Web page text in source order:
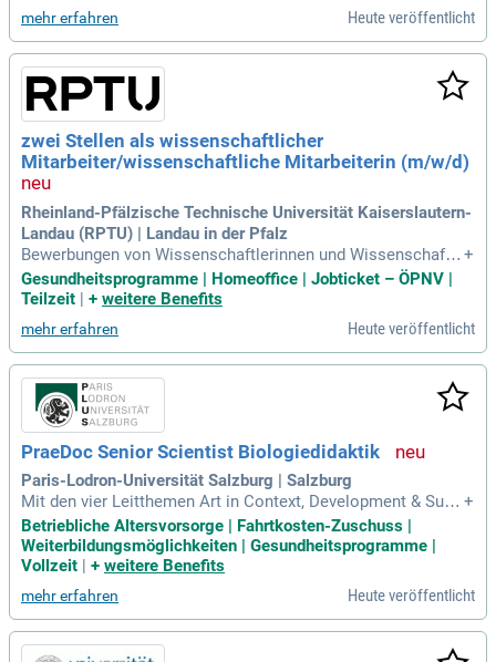
mehr erfahren Heute veröffentlicht
zwei Stellen als wissenschaftlicher
Mitarbeiter/wissenschaftliche Mitarbeiterin (m/w/d)
Rheinland-Pfälzische Technische Universität Kaiserslautern-
Landau (RPTU) | Landau in der Pfalz
Bewerbungen von Wissenschaftlerinnen und Wissenschaftle
rn aus dem Ausland sind ausdrücklich erwünscht. Die Stelle
n sind grds. auch in Teilzeit besetzbar.
+
Gesundheitsprogramme | Homeoffice | Jobticket – ÖPNV |
Teilzeit | + weitere Benefits
mehr erfahren Heute veröffentlicht
PraeDoc Senior Scientist Biologiedidaktik
Paris-Lodron-Universität Salzburg | Salzburg
Mit den vier Leitthemen Art in Context, Development & Sust
ainability, Digital Life sowie Health & Mind bietet die Univers
ität den Wissenschaftler*innen exzellente Möglichkeiten der
inter- und transdisziplinären Vernetzung.
+
Betriebliche Altersvorsorge | Fahrtkosten-Zuschuss |
Weiterbildungsmöglichkeiten | Gesundheitsprogramme |
Vollzeit | + weitere Benefits
mehr erfahren Heute veröffentlicht